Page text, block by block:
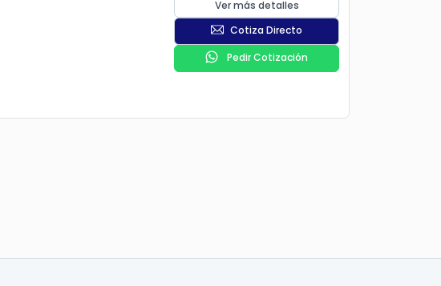
Ver más detalles
Cotiza Directo
Pedir Cotización